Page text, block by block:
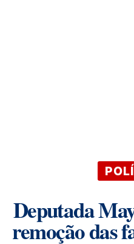
Deputada
remoção das